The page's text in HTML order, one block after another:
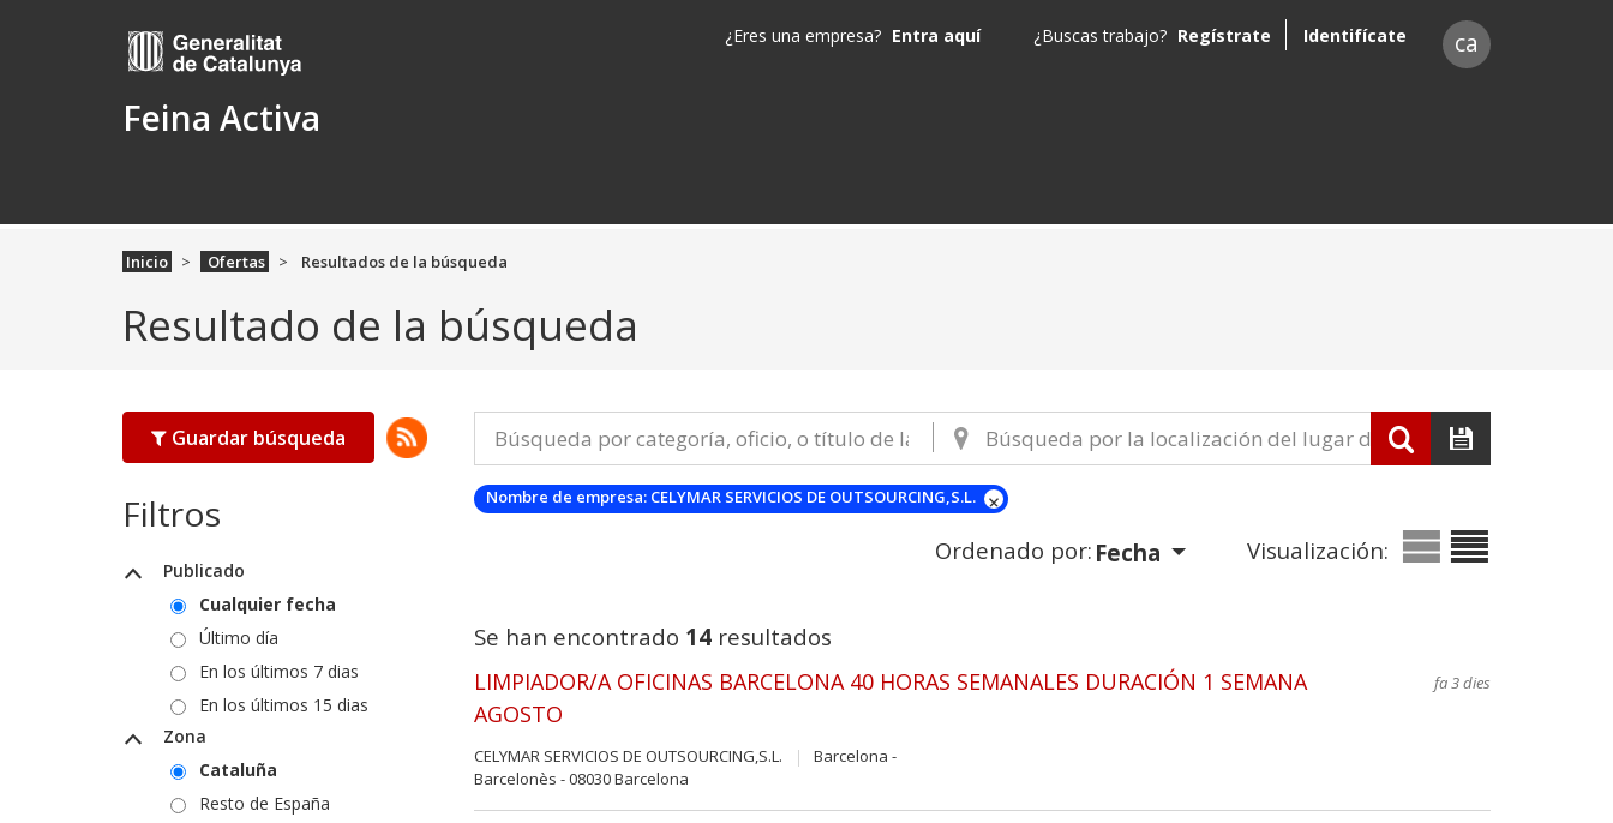
Feina Activa
¿Eres una empresa? Entra aquí ¿Buscas trabajo? Regístrate Identifícate ca
Inicio Ofertas Resultados de la búsqueda
Resultado de la búsqueda
Guardar búsqueda
Filtros
Publicado
Cualquier fecha
Último día
En los últimos 7 dias
En los últimos 15 dias
Zona
Cataluña
Resto de España
Nombre de empresa:CELYMAR SERVICIOS DE OUTSOURCING,S.L.
Ordenado por: Fecha Visualización:
Se han encontrado 14resultados
LIMPIADOR/A OFICINAS BARCELONA 40 HORAS SEMANALES DURACIÓN 1 SEMANA
AGOSTO
fa 3 dies
CELYMAR SERVICIOS DE OUTSOURCING,S.L.
Barcelona -
Barcelonès - 08030 Barcelona